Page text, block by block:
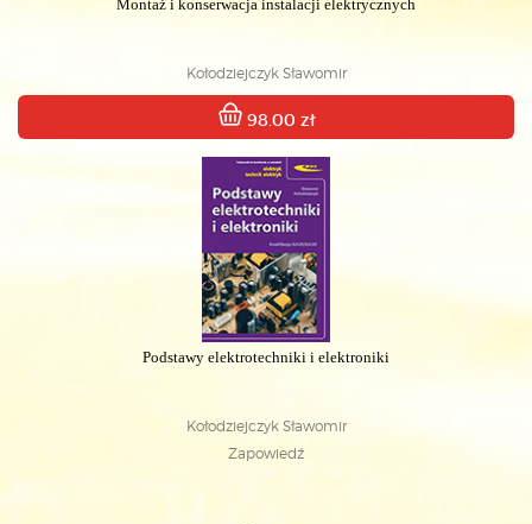
Montaż i konserwacja instalacji elektrycznych
Kołodziejczyk Sławomir
98.00 zł
Podstawy elektrotechniki i elektroniki
Kołodziejczyk Sławomir
Zapowiedź